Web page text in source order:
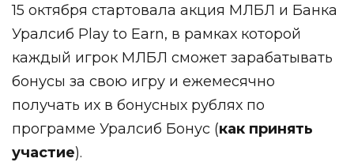
15 октября стартовала акция МЛБЛ и Банка
Уралсиб Play to Earn, в рамках которой
каждый игрок МЛБЛ сможет зарабатывать
бонусы за свою игру и ежемесячно
получать их в бонусных рублях по
программе Уралсиб Бонус (как принять
участие).